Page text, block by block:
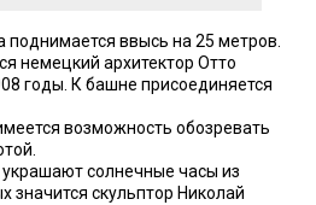
поднимается ввысь на 25 метров.
немецкий архитектор Отто
годы. К башне присоединяется
возможность обозревать
солнечные часы из
значится скульптор Николай